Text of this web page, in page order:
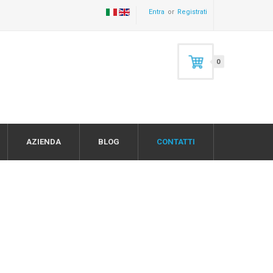
Entra Registrati
0
AZIENDA BLOG CONTATTI